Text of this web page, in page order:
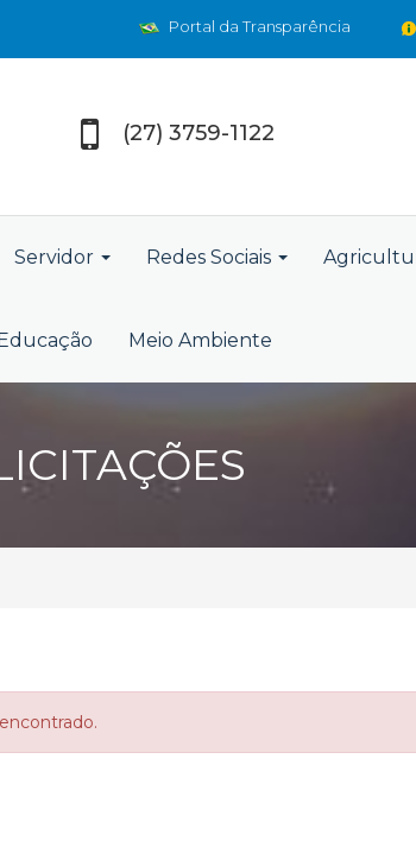
Portal da Transparência
(27) 3759-1122
Servidor Redes Sociais
Meio Ambiente